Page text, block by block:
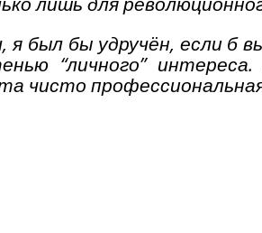
был бы удручён, если б
“личного”
чисто